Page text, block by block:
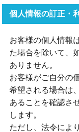
個人情報の訂正・
お客様の個人情報
た場合を除いて、
ありません。
お客様がご自分の
希望される場合は
あることを確認さ
します。
ただし、法令によ